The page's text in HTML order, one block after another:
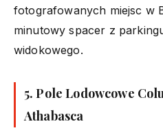
fotografowanych miejsc w
minutowy spacer z
widokowego.
5.Pole Lodowcowe
Athabasca